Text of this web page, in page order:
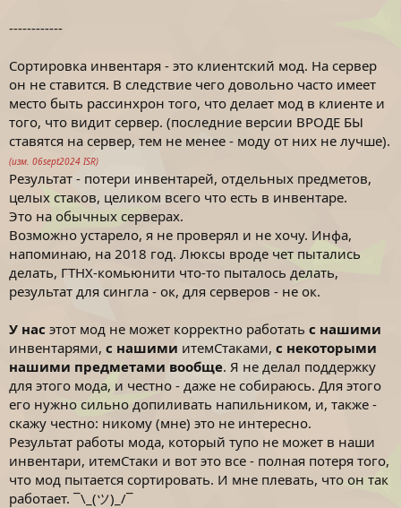
------------
Сортировка инвентаря - это клиентский мод. На сервер
он не ставится. В следствие чего довольно часто имеет
место быть рассинхрон того, что делает мод в клиенте и
того, что видит сервер. (последние версии ВРОДЕ БЫ
ставятся на сервер, тем не менее - моду от них не лучше).
(изм. 06sept2024 ISR)
Результат - потери инвентарей, отдельных предметов,
целых стаков, целиком всего что есть в инвентаре.
Это на обычных серверах.
Возможно устарело, я не проверял и не хочу. Инфа,
напоминаю, на 2018 год. Люксы вроде чет пытались
делать, ГТНХ-комьюнити что-то пыталось делать,
результат для сингла - ок, для серверов - не ок.
У нас этот мод не может корректно работать с нашими
инвентарями, с нашими итемСтаками, с некоторыми
нашими предметами вообще. Я не делал поддержку
для этого мода, и честно - даже не собираюсь. Для этого
его нужно сильно допиливать напильником, и, также -
скажу честно: никому (мне) это не интересно.
Результат работы мода, который тупо не может в наши
инвентари, итемСтаки и вот это все - полная потеря того,
что мод пытается сортировать. И мне плевать, что он так
работает. ¯\_(ツ)_/¯